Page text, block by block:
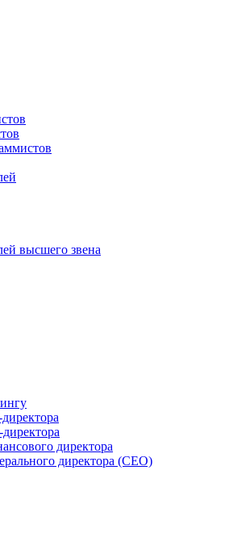
высшего звена
директора
директора (CEO)